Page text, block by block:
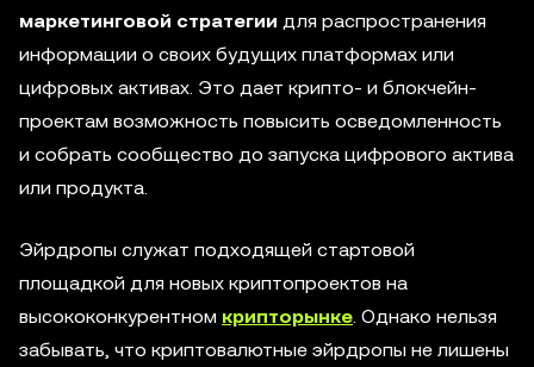
маркетинговой стратегии для распространения
информации о своих будущих платформах или
цифровых активах. Это дает крипто- и блокчейн-
проектам возможность повысить осведомленность
и собрать сообщество до запуска цифрового актива
или продукта.
Эйрдропы служат подходящей стартовой
площадкой для новых криптопроектов на
высококонкурентном крипторынке . Однако нельзя
забывать, что криптовалютные эйрдропы не лишены